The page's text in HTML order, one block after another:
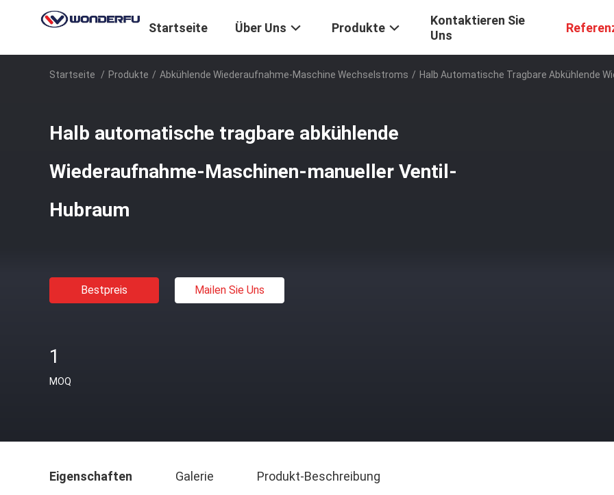
Startseite Über Uns Produkte
Kontaktieren Sie
Uns
Startseite / Produkte / Abkühlende Wiederaufnahme-Maschine Wechselstroms / Halb Automatische Tragbare Abkühlende
Halb automatische tragbare abkühlende
Wiederaufnahme-Maschinen-manueller Ventil-
Hubraum
Bestpreis Mailen Sie Uns
1
MOQ
Eigenschaften Galerie Produkt-Beschreibung